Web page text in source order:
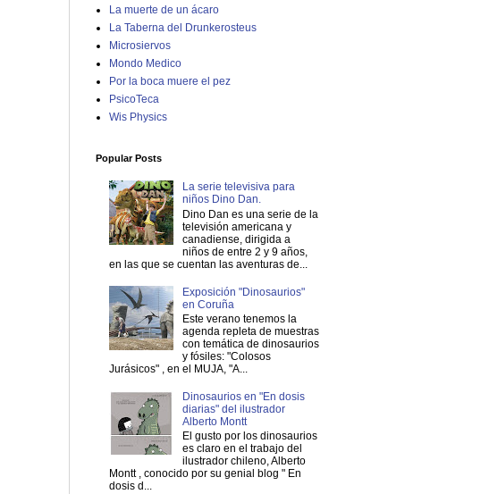
La muerte de un ácaro
La Taberna del Drunkerosteus
Microsiervos
Mondo Medico
Por la boca muere el pez
PsicoTeca
Wis Physics
Popular Posts
La serie televisiva para
niños Dino Dan.
Dino Dan es una serie de la
televisión americana y
canadiense, dirigida a
niños de entre 2 y 9 años,
en las que se cuentan las aventuras de...
Exposición "Dinosaurios"
en Coruña
Este verano tenemos la
agenda repleta de muestras
con temática de dinosaurios
y fósiles: "Colosos
Jurásicos" , en el MUJA, "A...
Dinosaurios en "En dosis
diarias" del ilustrador
Alberto Montt
El gusto por los dinosaurios
es claro en el trabajo del
ilustrador chileno, Alberto
Montt , conocido por su genial blog " En
dosis d...